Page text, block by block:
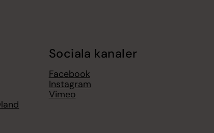
Sociala kanaler
Facebook
Instagram
Vimeo